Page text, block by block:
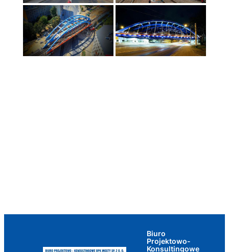
Biuro
Projektowo-
Konsultingowe